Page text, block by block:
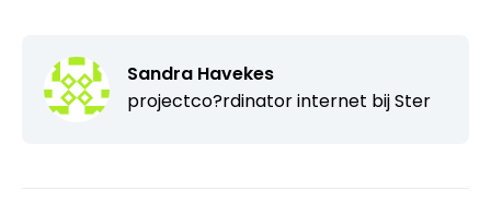
Sandra Havekes
projectco?rdinator internet bijSter